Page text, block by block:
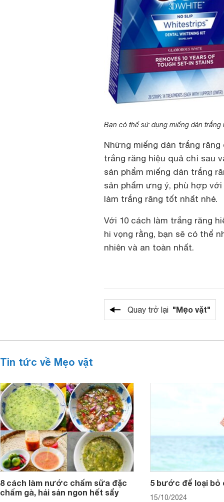
Bạn có thể sử dụng miếng dán trắng
Những miếng dán trắng
trắng răng hiệu quả chỉ sau
sản phẩm miếng dán trắng
sản phẩm ưng ý, phù hợp
làm trắng răng tốt nhất nhé.
Với 10 cách làm trắng răng
hi vọng rằng, bạn sẽ có thể
nhiên và an toàn nhất.
Quay trở lại "Mẹo vặt"
Tin tức về Mẹo vặt
8 cách làm nước chấm sữa đặc
chấm gà, hải sản ngon hết sẩy
5 bước để loại bỏ
15/10/2024